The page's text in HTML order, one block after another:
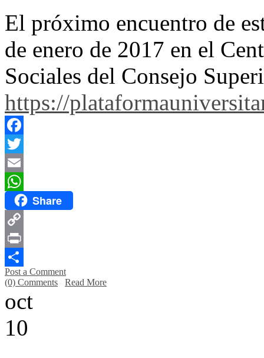
El próximo encuentro de
de enero de 2017 en el
Sociales del Consejo
https://
Facebook
Twitter
Email
WhatsAppShare
Copy
Link
Print
Compartir
Post a Comment
(0) Comments
Read More
oct
10